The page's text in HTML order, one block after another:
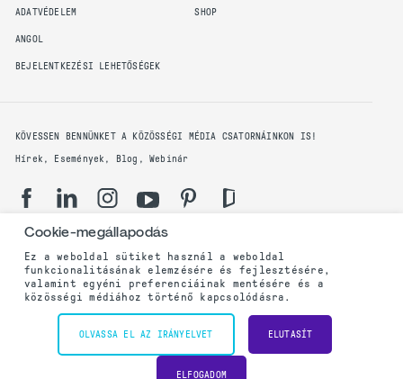
ADATVÉDELEM
ANGOL
BEJELENTKEZÉSI LEHETŐSÉGEK
SHOP
KÖVESSEN BENNÜNKET A KÖZÖSSÉGI MÉDIA CSATORNÁINKON IS!
Hírek, Események, Blog, Webinár
Adatvédelmi irányelvek
©2003 - 2023 PMI Budapest, Magyar Tagozat. Minden jog fenntartva.
Cookie-megállapodás
Ez a weboldal sütiket használ a weboldal
funkcionalitásának elemzésére és fejlesztésére,
valamint egyéni preferenciáinak mentésére és a
közösségi médiához történő kapcsolódásra.
OLVASSA EL AZ IRÁNYELVET ELUTASÍT
ELFOGADOM